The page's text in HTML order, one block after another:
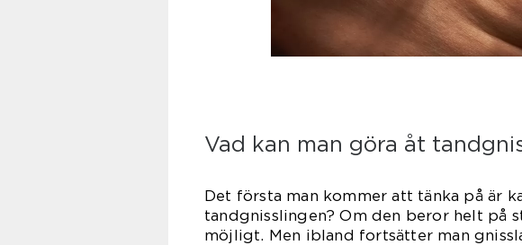
Vad kan man göra åt
Det första man kommer att tänka på är
tandgnisslingen? Om den beror helt på
möjligt. Men ibland fortsätter man